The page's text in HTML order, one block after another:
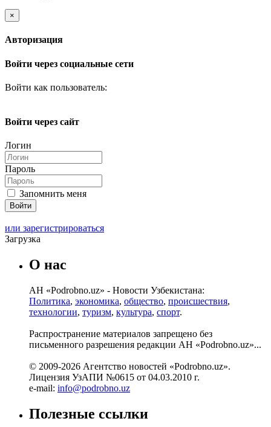
×
Авторизация
Войти через социальные сети
Войти как пользователь:
Войти через сайт
Логин
Пароль
Запомнить меня
или зарегистрироваться
Загрузка
О нас
АН «Podrobno.uz» - Новости Узбекистана:
Политика, экономика, общество, происшествия,
технологии, туризм, культура, спорт.
Распространение материалов запрещено без
письменного разрешения редакции АН «Podrobno.uz»...
© 2009-2026 Агентство новостей «Podrobno.uz».
Лицензия УзАПИ №0615 от 04.03.2010 г.
e-mail: info@podrobno.uz
Полезные ссылки